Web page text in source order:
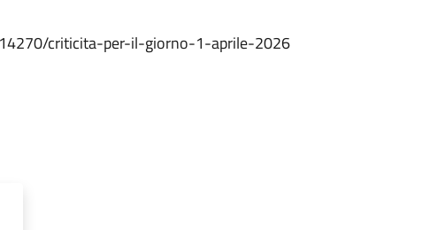
criticita-per-il-giorno-1-aprile-2026